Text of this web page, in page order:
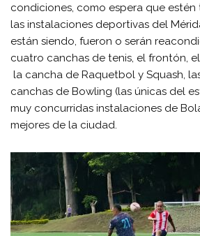
condiciones, como espera que
las instalaciones deportivas del
están siendo, fueron o serán
cuatro canchas de tenis, el frontón,
la cancha de Raquetbol y Squash,
canchas de Bowling (las únicas del
muy concurridas instalaciones de
mejores de la ciudad.